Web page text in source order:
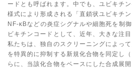
ードとも呼ばれます。中でも、ユビキチ
様式により形成される「直鎖状ユビキチ
NF-κBなどの炎症シグナルや細胞死を制
ビキチンコードとして、近年、大きな注目
私たちは、独自のスクリーニングによっ
を特異的に抑制する新規化合物を同定し
らに、当該化合物をベースにした合成展